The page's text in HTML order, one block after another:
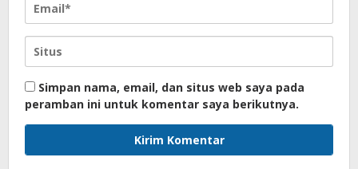
Simpan nama, email, dan situs web saya pada
peramban ini untuk komentar saya berikutnya.